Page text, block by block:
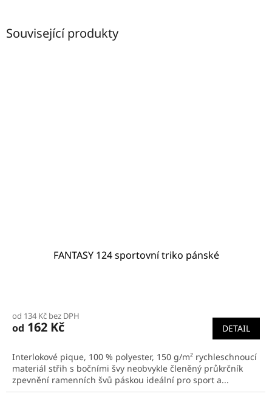
Související produkty
FANTASY 124 sportovní triko pánské
produktu
je
z
5
hvězdiček.
od 134 Kč bez DPH
od 162 Kč DETAIL
Interlokové pique, 100 % polyester, 150 g/m² rychleschnoucí
materiál střih s bočními švy neobvykle členěný průkrčník
zpevnění ramenních švů páskou ideální pro sport a...